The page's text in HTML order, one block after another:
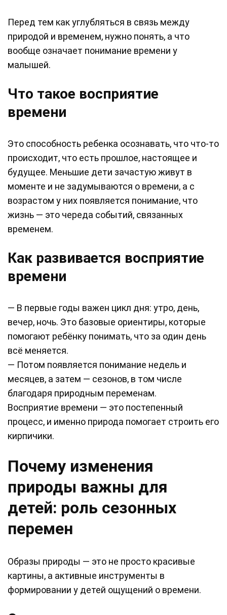
Перед тем как углубляться в связь между
природой и временем, нужно понять, а что
вообще означает понимание времени у
малышей.
Что такое восприятие
времени
Это способность ребенка осознавать, что что-то
происходит, что есть прошлое, настоящее и
будущее. Меньшие дети зачастую живут в
моменте и не задумываются о времени, а с
возрастом у них появляется понимание, что
жизнь — это череда событий, связанных
временем.
Как развивается восприятие
времени
— В первые годы важен цикл дня: утро, день,
вечер, ночь. Это базовые ориентиры, которые
помогают ребёнку понимать, что за один день
всё меняется.
— Потом появляется понимание недель и
месяцев, а затем — сезонов, в том числе
благодаря природным переменам.
Восприятие времени — это постепенный
процесс, и именно природа помогает строить его
кирпичики.
Почему изменения
природы важны для
детей: роль сезонных
перемен
Образы природы — это не просто красивые
картины, а активные инструменты в
формировании у детей ощущений о времени.